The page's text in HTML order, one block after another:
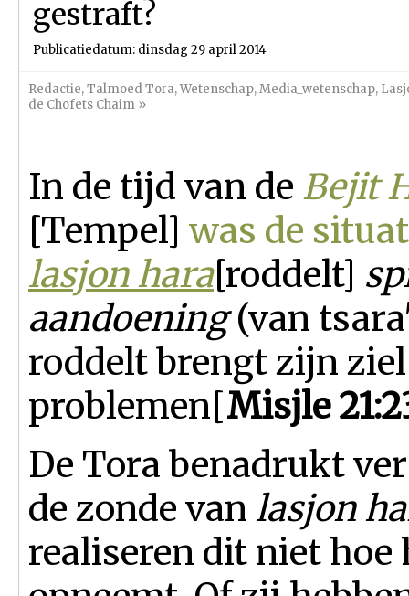
gestraft?
Publicatiedatum: dinsdag 29 april 2014
Redactie,Talmoed Tora,Wetenschap,Media_wetenschap,
de Chofets Chaim »
In de tijd van de Bejit
[Tempel] was de
lasjon hara[roddelt]
aandoening(van
roddelt brengt zijn
problemen[Misjle
De Tora benadrukt
de zonde van lasjon
realiseren dit niet hoe